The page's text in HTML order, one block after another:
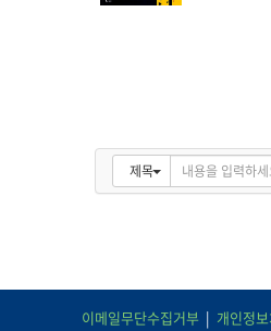
제목
이메일무단수집거부
개인정